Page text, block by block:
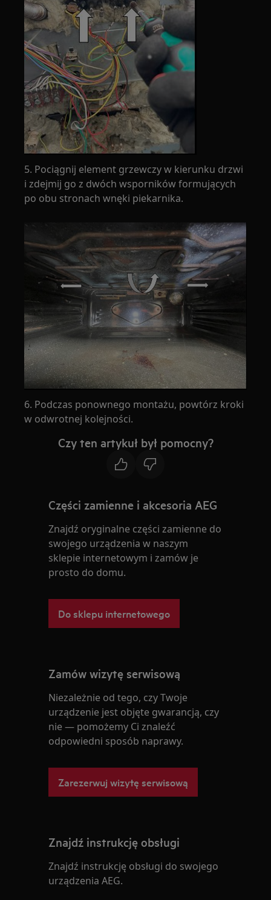
5. Pociągnij element grzewczy w kierunku drzwi
i zdejmij go z dwóch wsporników formujących
po obu stronach wnęki piekarnika.
6. Podczas ponownego montażu, powtórz kroki
w odwrotnej kolejności.
Czy ten artykuł był pomocny?
Części zamienne i akcesoria AEG
Znajdź oryginalne części zamienne do
swojego urządzenia w naszym
sklepie internetowym i zamów je
prosto do domu.
Do sklepu internetowego
Zamów wizytę serwisową
Niezależnie od tego, czy Twoje
urządzenie jest objęte gwarancją, czy
nie — pomożemy Ci znaleźć
odpowiedni sposób naprawy.
Zarezerwuj wizytę serwisową
Znajdź instrukcję obsługi
Znajdź instrukcję obsługi do swojego
urządzenia AEG.